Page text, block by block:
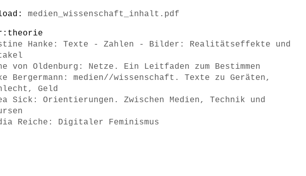
medien_wissenschaft_inhalt.pdf
Hanke: Texte - Zahlen - Bilder: Realitätseffekte und
von Oldenburg: Netze. Ein Leitfaden zum Bestimmen
Bergermann: medien//wissenschaft. Texte zu Geräten,
Geld
Sick: Orientierungen. Zwischen Medien, Technik und
Reiche: Digitaler Feminismus